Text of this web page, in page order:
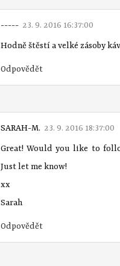
----- 23. 9. 2016 16:37:00
Hodně štěstí a velké zásoby
Odpovědět
SARAH-M. 23. 9. 2016 18:37:00
Great! Would you like to
Just let me know!
xx
Sarah
Odpovědět